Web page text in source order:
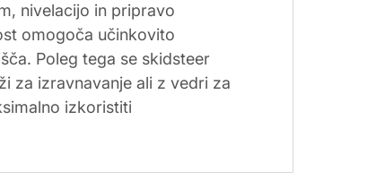
nivelacijo in pripravo
omogoča učinkovito
Poleg tega se skidsteer
za izravnavanje ali z vedri za
izkoristiti